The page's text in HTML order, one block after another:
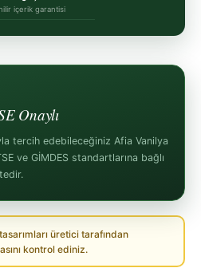
içerik garantisi
Onaylı
tercih edebileceğiniz Afia Vanilya
ve GİMDES standartlarına bağlı
üretici tarafından
kontrol ediniz.